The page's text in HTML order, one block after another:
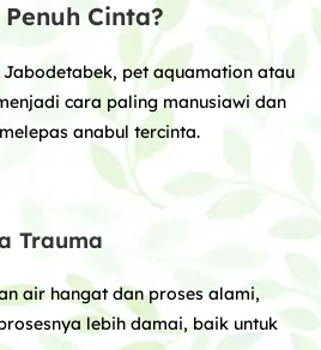
Cinta?
pet aquamation atau
cara paling manusiawi dan
anabul tercinta.
Trauma
air hangat dan proses alami,
lebih damai, baik untuk